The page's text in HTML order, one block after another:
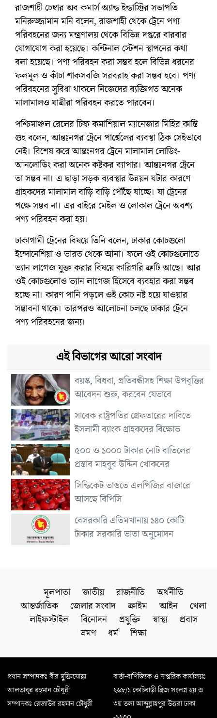
রাজশাহী চেম্বার অব কমার্স অ্যান্ড ইন্ডাস্ট্রির সভাপতি
মনিরুজ্জামান মনি বলেন, রাজশাহী থেকে ট্রেনে পণ্য
পরিবহনের জন্য মন্ত্রণালয় থেকে বিভিন্ন দপ্তরে বারবার
যোগাযোগ করা হয়েছে। কন্টিনাল স্টেশন স্থাপনের কথা
বলা হয়েছে। পণ্য পরিবহন করা সম্ভব হলে বিভিন্ন ধরনের
ফলমূল ও কাঁচা শাকসবজি সরবরাহ করা সম্ভব হবে। পণ্য
পরিবহনের সুবিধা থাকলে নিজেদের ব্যক্তিগত অনেক
মালামালও যাত্রীরা পরিবহন করতে পারবেন।
পশ্চিমাঞ্চল রেলের চিফ কমার্শিয়াল ম্যানেজার মিহির কান্তি
গুহ বলেন, আন্তঃনগর ট্রেনে পার্শ্বেলের ব্যবস্থা ঠিক সেইভাবে
নেই। বিশেষ করে আন্তঃনগর ট্রেনে মালামাল লোডিং-
আনলোডিং করা অনেক কষ্টকর ব্যাপার। আন্তঃনগর ট্রেনে
তা সম্ভব না। এ ছাড়া সড়ক ব্যবস্থার উন্নয়ন ঘটার কারণে
গ্রাহকদের মালামাল বাড়ি বাড়ি পৌঁছে যাচ্ছে। যা ট্রেনের
পক্ষে সম্ভব না। এর বাইরে মেইল ও লোকাল ট্রেনে অবশ্য
পণ্য পরিবহন করা হয়।
ঢাকাগামী ট্রেনের বিষয়ে তিনি বলেন, ঢাকার কোচগুলো
ইন্দোনেশিয়া ও ভারত থেকে আনা। ফলে ওই কোচগুলোতে
ভ্যান লাগেজ যুক্ত করার বিষয়ে কারিগরি ত্রুটি আছে। আর
ওই কোচগুলোও ভ্যান লাগেজ হিসেবে ব্যবহার করা সম্ভব
হচ্ছে না। কারণ পানি পড়লে ওই কোচ নষ্ট হয়ে যাওয়ার
সম্ভাবনা থাকে। তারপরও আলোচনা চলছে ঢাকার ট্রেনে
পণ্য পরিবহনের জন্য।
এই বিভাগের আরো সংবাদ
বয়স্ক, বিধবা, প্রতিবন্ধীসহ শিক্ষা উপবৃত্তির
আবেদন শুরু, করবেন যেভাবে
সাবেক রাষ্ট্রপতির গ্রেফতারের দাবিতে
ইসলামী ব্যাংক গ্রাহকদের বিক্ষোভ
৫০০ ও ১০০০ টাকার নোট বাতিলের
প্রস্তাব মাহবুব উদ্দিন খোকনের
সিন্ডিকেট ভাঙতে এলপিজির বাজারে
আসছে বিপিসি
বেসরকারি এতিমখানায় ১৪০ কোটি
টাকার সরকারি ভাতা অনুমোদন
মূলপাতা জাতীয় রাজনীতি
অর্থনীতি
আন্তর্জাতিক
জেলার সংবাদ ক্রাইম আইন
খেলা
লাইফস্টাইল
বিনোদন প্রযুক্তি স্বাস্থ্য
প্রবাস
ভ্রমণ
ধর্ম শিক্ষা
প্রধান সম্পাদকঃ বীর মুক্তিযোদ্ধা
আলতাবুর রহমান চৌধুরী
সম্পাদকঃ রেজাউর রহমান চৌধুরী
বার্তা-বাণিজ্যিক ও দাপ্তরিক কার্যালয়ঃ
২৬৮/১ কোটবাড়ী ব্রিজ সংলগ্ন ২য় ও
৩য় তলা আব্দুল্লাহপুর উত্তরা ঢাকা